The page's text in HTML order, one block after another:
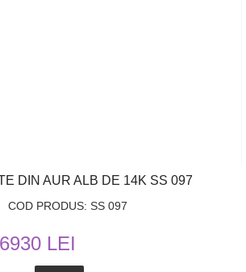
DIN AUR ALB DE 14K SS 097
COD PRODUS: SS 097
6930 LEI